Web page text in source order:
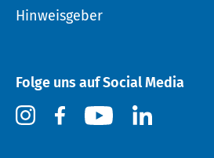
Hinweisgeber
Folge uns auf Social Media